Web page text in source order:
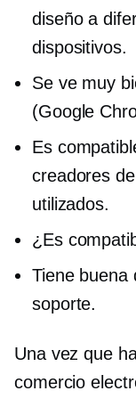
diseño a
dispositivos.
Se ve muy
(Google
Es
creadores
utilizados.
¿Es
Tiene buena
soporte.
Una vez que
comercio